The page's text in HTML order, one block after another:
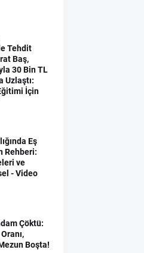
Tehdit
Baş,
30 Bin TL
Uzlaştı:
İçin
Eş
Rehberi:
ve
- Video
Çöktü:
Boşta!